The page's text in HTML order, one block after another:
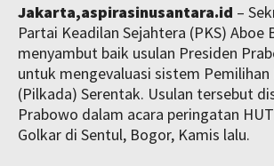
Jakarta,aspirasinusantara.id –
Partai Keadilan Sejahtera (PKS) Aboe
menyambut baik usulan Presiden
untuk mengevaluasi sistem Pemilihan
(Pilkada) Serentak. Usulan tersebut
Prabowo dalam acara peringatan
Golkar di Sentul, Bogor, Kamis lalu.